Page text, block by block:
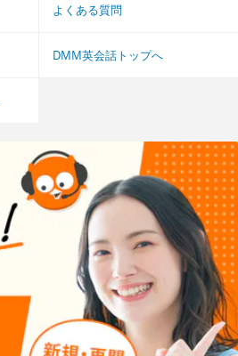
よくある質問
DMM英会話トップへ